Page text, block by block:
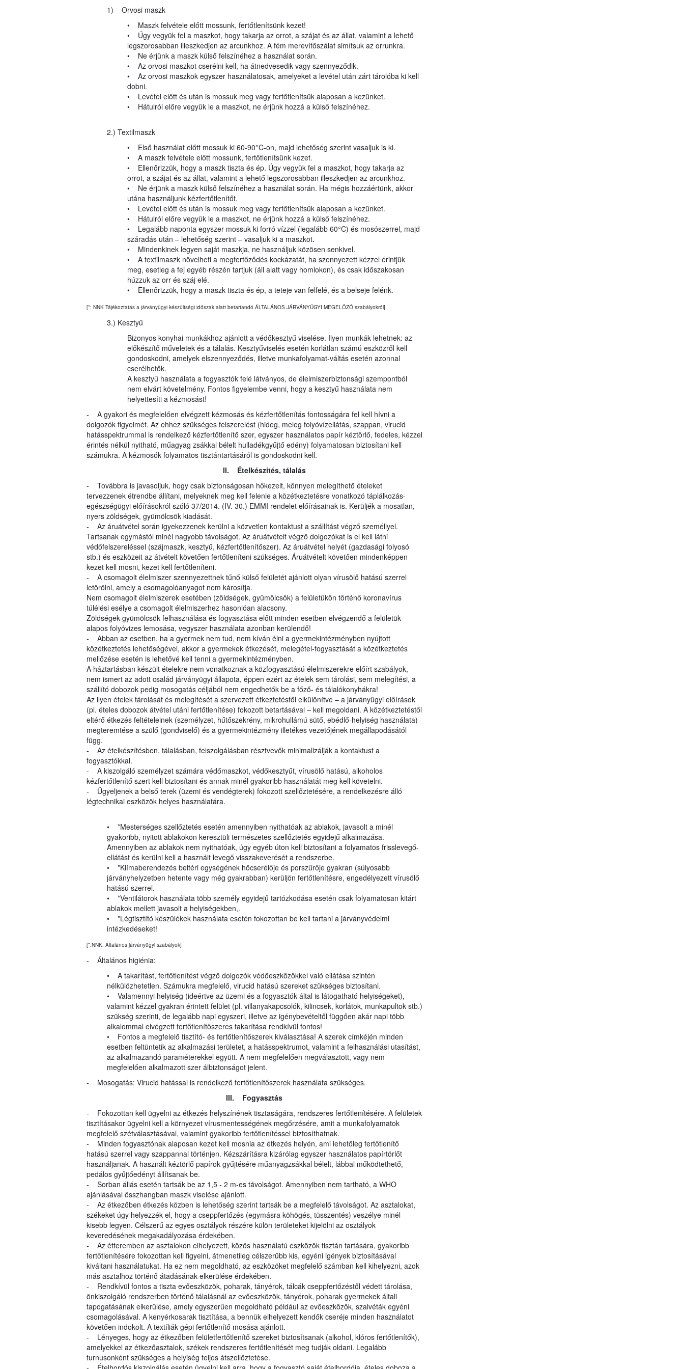
1)
Orvosi maszk
• Maszk felvétele előtt mossunk, fertőtlenítsünk kezet!
• Úgy vegyük fel a maszkot, hogy takarja az orrot, a szájat és az állat, valamint a lehető
legszorosabban illeszkedjen az arcunkhoz. A fém merevítőszálat simítsuk az orrunkra.
• Ne érjünk a maszk külső felszínéhez a használat során.
• Az orvosi maszkot cserélni kell, ha átnedvesedik vagy szennyeződik.
• Az orvosi maszkok egyszer használatosak, amelyeket a levétel után zárt tárolóba ki kell
dobni.
• Levétel előtt és után is mossuk meg vagy fertőtlenítsük alaposan a kezünket.
• Hátulról előre vegyük le a maszkot, ne érjünk hozzá a külső felszínéhez.
2.) Textilmaszk
• Első használat előtt mossuk ki 60-90°C-on, majd lehetőség szerint vasaljuk is ki.
• A maszk felvétele előtt mossunk, fertőtlenítsünk kezet.
• Ellenőrizzük, hogy a maszk tiszta és ép. Úgy vegyük fel a maszkot, hogy takarja az
orrot, a szájat és az állat, valamint a lehető legszorosabban illeszkedjen az arcunkhoz.
• Ne érjünk a maszk külső felszínéhez a használat során. Ha mégis hozzáértünk, akkor
utána használjunk kézfertőtlenítőt.
• Levétel előtt és után is mossuk meg vagy fertőtlenítsük alaposan a kezünket.
• Hátulról előre vegyük le a maszkot, ne érjünk hozzá a külső felszínéhez.
• Legalább naponta egyszer mossuk ki forró vízzel (legalább 60°C) és mosószerrel, majd
száradás után – lehetőség szerint – vasaljuk ki a maszkot.
• Mindenkinek legyen saját maszkja, ne használjuk közösen senkivel.
• A textilmaszk növelheti a megfertőződés kockázatát, ha szennyezett kézzel érintjük
meg, esetleg a fej egyéb részén tartjuk (áll alatt vagy homlokon), és csak időszakosan
húzzuk az orr és száj elé.
• Ellenőrizzük, hogy a maszk tiszta és ép, a teteje van felfelé, és a belseje felénk.
[*: NNK Tájékoztatás a járványügyi készültségi időszak alatt betartandó ÁLTALÁNOS JÁRVÁNYÜGYI MEGELŐZŐ szabályokról]
3.) Kesztyű
Bizonyos konyhai munkákhoz ajánlott a védőkesztyű viselése. Ilyen munkák lehetnek: az
előkészítő műveletek és a tálalás. Kesztyűviselés esetén korlátlan számú eszközről kell
gondoskodni, amelyek elszennyeződés, illetve munkafolyamat-váltás esetén azonnal
cserélhetők.
A kesztyű használata a fogyasztók felé látványos, de élelmiszerbiztonsági szempontból
nem elvárt követelmény. Fontos figyelembe venni, hogy a kesztyű használata nem
helyettesíti a kézmosást!
- A gyakori és megfelelően elvégzett kézmosás és kézfertőtlenítás fontosságára fel kell hívni a
dolgozók figyelmét. Az ehhez szükséges felszerelést (hideg, meleg folyóvízellátás, szappan, virucid
hatásspektrummal is rendelkező kézfertőtlenítő szer, egyszer használatos papír kéztörlő, fedeles, kézzel
érintés nélkül nyitható, műagyag zsákkal bélelt hulladékgyűjtő edény) folyamatosan biztosítani kell
számukra. A kézmosók folyamatos tisztántartásáról is gondoskodni kell.
II. Ételkészítés, tálalás
- Továbbra is javasoljuk, hogy csak biztonságosan hőkezelt, könnyen melegíthető ételeket
tervezzenek étrendbe állítani, melyeknek meg kell felenie a közétkeztetésre vonatkozó táplálkozás-
egészségügyi előírásokról szóló 37/2014. (IV. 30.) EMMI rendelet előírásainak is. Kerüljék a mosatlan,
nyers zöldségek, gyümölcsök kiadását.
- Az áruátvétel során igyekezzenek kerülni a közvetlen kontaktust a szállítást végző személlyel.
Tartsanak egymástól minél nagyobb távolságot. Az áruátvételt végző dolgozókat is el kell látni
védőfelszereléssel (szájmaszk, kesztyű, kézfertőtlenítőszer). Az áruátvétel helyét (gazdasági folyosó
stb.) és eszközeit az átvételt követően fertőtleníteni szükséges. Áruátvételt követően mindenképpen
kezet kell mosni, kezet kell fertőtleníteni.
- A csomagolt élelmiszer szennyezettnek tűnő külső felületét ajánlott olyan vírusölő hatású szerrel
letörölni, amely a csomagolóanyagot nem károsítja.
Nem csomagolt élelmiszerek esetében (zöldségek, gyümölcsök) a felületükön történő koronavírus
túlélési esélye a csomagolt élelmiszerhez hasonlóan alacsony.
Zöldségek-gyümölcsök felhasználása és fogyasztása előtt minden esetben elvégzendő a felületük
alapos folyóvizes lemosása, vegyszer használata azonban kerülendő!
- Abban az esetben, ha a gyermek nem tud, nem kíván élni a gyermekintézményben nyújtott
közétkeztetés lehetőségével, akkor a gyermekek étkezését, melegétel-fogyasztását a közétkeztetés
mellőzése esetén is lehetővé kell tenni a gyermekintézményben.
A háztartásban készült ételekre nem vonatkoznak a közfogyasztású élelmiszerekre előírt szabályok,
nem ismert az adott család járványügyi állapota, éppen ezért az ételek sem tárolási, sem melegítési, a
szállító dobozok pedig mosogatás céljából nem engedhetők be a főző- és tálalókonyhákra!
Az ilyen ételek tárolását és melegítését a szervezett étkeztetéstől elkülönítve – a járványügyi előírások
(pl. ételes dobozok átvétel utáni fertőtlenítése) fokozott betartásával – kell megoldani. A közétkeztetéstől
eltérő étkezés feltételeinek (személyzet, hűtőszekrény, mikrohullámú sütő, ebédlő-helyiség használata)
megteremtése a szülő (gondviselő) és a gyermekintézmény illetékes vezetőjének megállapodásától
függ.
- Az ételkészítésben, tálalásban, felszolgálásban résztvevők minimalizálják a kontaktust a
fogyasztókkal.
- A kiszolgáló személyzet számára védőmaszkot, védőkesztyűt, vírusölő hatású, alkoholos
kézfertőtlenítő szert kell biztosítani és annak minél gyakoribb használatát meg kell követelni.
- Ügyeljenek a belső terek (üzemi és vendégterek) fokozott szellőztetésére, a rendelkezésre álló
légtechnikai eszközök helyes használatára.
• *Mesterséges szellőztetés esetén amennyiben nyithatóak az ablakok, javasolt a minél
gyakoribb, nyitott ablakokon keresztüli természetes szellőztetés egyidejű alkalmazása.
Amennyiben az ablakok nem nyithatóak, úgy egyéb úton kell biztosítani a folyamatos frisslevegő-
ellátást és kerülni kell a használt levegő visszakeverését a rendszerbe.
• *Klímaberendezés beltéri egységének hőcserélője és porszűrője gyakran (súlyosabb
járványhelyzetben hetente vagy még gyakrabban) kerüljön fertőtlenítésre, engedélyezett vírusölő
hatású szerrel.
• *Ventilátorok használata több személy egyidejű tartózkodása esetén csak folyamatosan kitárt
ablakok mellett javasolt a helyiségekben,.
• *Légtisztító készülékek használata esetén fokozottan be kell tartani a járványvédelmi
intézkedéseket!
[*:NNK: Általános járványügyi szabályok]
- Általános higiénia:
• A takarítást, fertőtlenítést végző dolgozók védőeszközökkel való ellátása szintén
nélkülözhetetlen. Számukra megfelelő, virucid hatású szereket szükséges biztosítani.
• Valamennyi helyiség (ideértve az üzemi és a fogyasztók által is látogatható helyiségeket),
valamint kézzel gyakran érintett felület (pl. villanyakapcsolók, kilincsek, korlátok, munkapultok stb.)
szükség szerinti, de legalább napi egyszeri, illetve az igénybevételtől függően akár napi több
alkalommal elvégzett fertőtlenítőszeres takarítása rendkívül fontos!
• Fontos a megfelelő tisztító- és fertőtlenítőszerek kiválasztása! A szerek címkéjén minden
esetben feltüntetik az alkalmazási területet, a hatásspektrumot, valamint a felhasználási utasítást,
az alkalmazandó paraméterekkel együtt. A nem megfelelően megválasztott, vagy nem
megfelelően alkalmazott szer álbiztonságot jelent.
- Mosogatás: Virucid hatással is rendelkező fertőtlenítőszerek használata szükséges.
III. Fogyasztás
- Fokozottan kell ügyelni az étkezés helyszínének tisztaságára, rendszeres fertőtlenítésére. A felületek
tisztításakor ügyelni kell a környezet vírusmentességének megőrzésére, amit a munkafolyamatok
megfelelő szétválasztásával, valamint gyakoribb fertőtlenítéssel biztosíthatnak.
- Minden fogyasztónak alaposan kezet kell mosnia az étkezés helyén, ami lehetőleg fertőtlenítő
hatású szerrel vagy szappannal történjen. Kézszárításra kizárólag egyszer használatos papírtörlőt
használjanak. A használt kéztörlő papírok gyűjtésére műanyagzsákkal bélelt, lábbal működtethető,
pedálos gyűjtőedényt állítsanak be.
- Sorban állás esetén tartsák be az 1,5 - 2 m-es távolságot. Amennyiben nem tartható, a WHO
ajánlásával összhangban maszk viselése ajánlott.
- Az étkezőben étkezés közben is lehetőség szerint tartsák be a megfelelő távolságot. Az asztalokat,
székeket úgy helyezzék el, hogy a cseppfertőzés (egymásra köhögés, tüsszentés) veszélye minél
kisebb legyen. Célszerű az egyes osztályok részére külön területeket kijelölni az osztályok
keveredésének megakadályozása érdekében.
- Az étteremben az asztalokon elhelyezett, közös használatú eszközök tisztán tartására, gyakoribb
fertőtlenítésére fokozottan kell figyelni, átmenetileg célszerűbb kis, egyéni igények biztosításával
kiváltani használatukat. Ha ez nem megoldható, az eszközöket megfelelő számban kell kihelyezni, azok
más asztalhoz történő átadásának elkerülése érdekében.
- Rendkívül fontos a tiszta evőeszközök, poharak, tányérok, tálcák cseppfertőzéstől védett tárolása,
önkiszolgáló rendszerben történő tálalásnál az evőeszközök, tányérok, poharak gyermekek általi
tapogatásának elkerülése, amely egyszerűen megoldható például az evőeszközök, szalvéták egyéni
csomagolásával. A kenyérkosarak tisztítása, a bennük elhelyezett kendők cseréje minden használatot
követően indokolt. A textíliák gépi fertőtlenítő mosása ajánlott.
- Lényeges, hogy az étkezőben felületfertőtlenítő szereket biztosítsanak (alkohol, klóros fertőtlenítők),
amelyekkel az étkezőasztalok, székek rendszeres fertőtlenítését meg tudják oldani. Legalább
turnusonként szükséges a helyiség teljes átszellőztetése.